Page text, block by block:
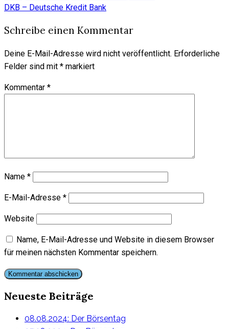
DKB – Deutsche Kredit Bank
Schreibe einen Kommentar
Deine E-Mail-Adresse wird nicht veröffentlicht. Erforderliche
Felder sind mit * markiert
Kommentar *
Name *
E-Mail-Adresse *
Website
Name, E-Mail-Adresse und Website in diesem Browser
für meinen nächsten Kommentar speichern.
Neueste Beiträge
08.08.2024: Der Börsentag